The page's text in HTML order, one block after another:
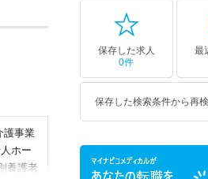
護事業
ホー
養護老
保存した求人
0件
最
保存した検索条件から再